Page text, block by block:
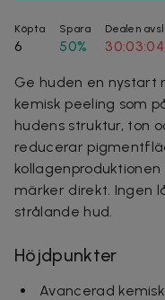
Köpta
6
Spara
50%
Dealen
30:03:04
Ge huden en nystart
kemisk peeling som
hudens struktur, ton
reducerar
märker direkt. Ingen
strålande hud.
Höjdpunkter
Avancerad